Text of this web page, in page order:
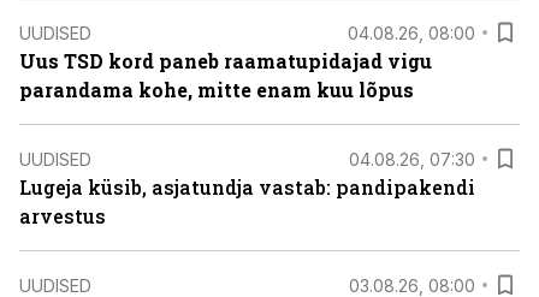
UUDISED 04.08.26, 08:00
Uus TSD kord paneb raamatupidajad vigu
parandama kohe, mitte enam kuu lõpus
UUDISED 04.08.26, 07:30
Lugeja küsib, asjatundja vastab: pandipakendi
arvestus
UUDISED 03.08.26, 08:00